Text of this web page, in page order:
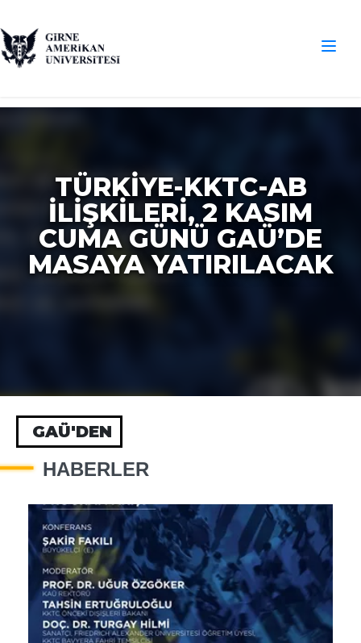
TÜRKİYE-KKTC-AB
İLİŞKİLERİ, 2 KASIM
CUMA GÜNÜ GAÜ’DE
MASAYA YATIRILACAK
GAÜ'DEN
HABERLER